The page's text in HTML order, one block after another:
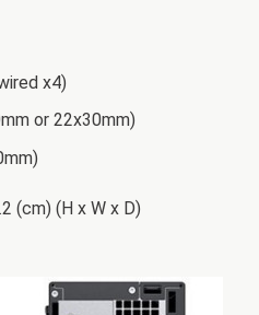
x4)
or 22x30mm)
(cm) (H x W x D)